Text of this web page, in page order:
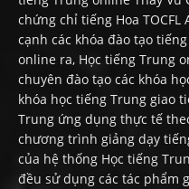
chứng chỉ tiếng Hoa TOCFL
cạnh các khóa đào tạo
online ra, Học tiếng Trung
chuyên đào tạo các khóa
khóa học tiếng Trung giao
Trung ứng dụng thực tế
chương trình giảng dạy
của hệ thống Học tiếng
đều sử dụng các tác phẩm